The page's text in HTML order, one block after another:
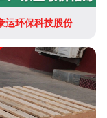
苏州鑫豪运环保科技股份有限公司